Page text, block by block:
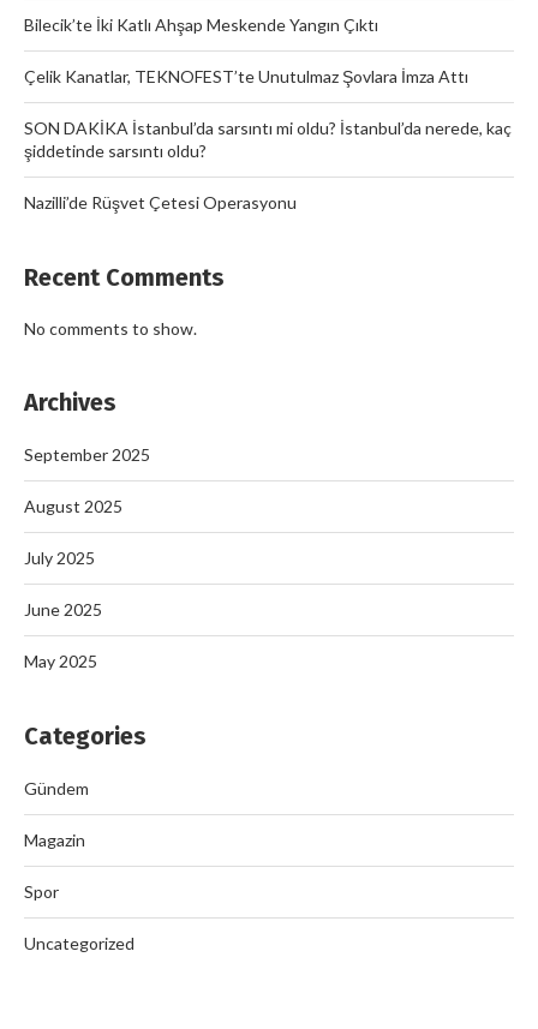
Bilecik’te İki Katlı Ahşap Meskende Yangın Çıktı
Çelik Kanatlar, TEKNOFEST’te Unutulmaz Şovlara İmza Attı
SON DAKİKA İstanbul’da sarsıntı mi oldu? İstanbul’da nerede, kaç
şiddetinde sarsıntı oldu?
Nazilli’de Rüşvet Çetesi Operasyonu
Recent Comments
No comments to show.
Archives
September 2025
August 2025
July 2025
June 2025
May 2025
Categories
Gündem
Magazin
Spor
Uncategorized